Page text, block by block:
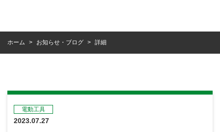
ホーム > お知らせ・ブログ > 詳細
電動工具
2023.07.27